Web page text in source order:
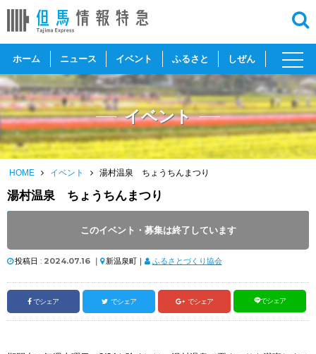
ホーム ニュース イベント ふるさと しぜん
toggle
イベント
HOME イベント 湯村温泉 ちょうちんまつり
湯村温泉 ちょうちんまつり
このイベント・募集は終了しています
開催時間 : 16:00 ～ 21:00
投稿日 : 2024.07.16 ｜ 新温泉町｜ ふるさとづくり協会
でシェア でシェア でシェア でシェア